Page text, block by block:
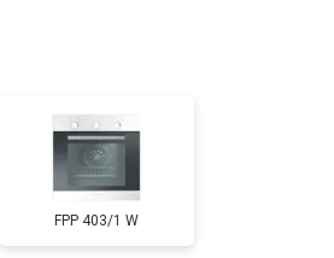
FPP 403/1 W